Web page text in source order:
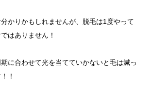
かりかもしれませんが、脱毛は1度やって
はありません！
に合わせて光を当てていかないと毛は減っ
！